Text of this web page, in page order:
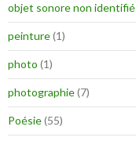
objet sonore non identifié
peinture(1)
photo (1)
photographie(7)
Poésie(55)